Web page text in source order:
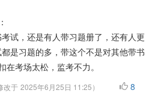
试，还是有人带习题册了，还有人更
是习题的多，带这个不是对其他带书
考场太松，监考不力。
改于 2025年6月25日 11:25）
8